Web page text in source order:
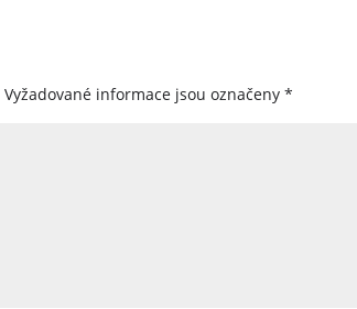
Vyžadované informace jsou označeny*